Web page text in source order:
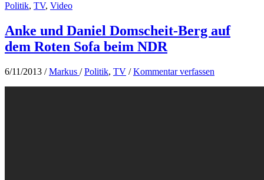
Politik, TV, Video
Anke und Daniel Domscheit-Berg auf
dem Roten Sofa beim NDR
6/11/2013 /Markus /Politik, TV /Kommentar verfassen